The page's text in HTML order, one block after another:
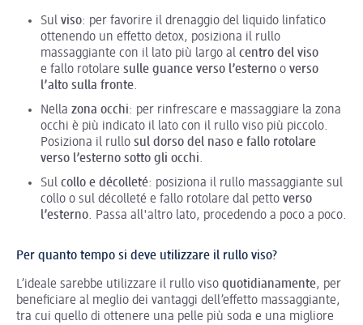
Sul viso: per favorire il drenaggio del liquido linfatico
ottenendo un effetto detox, posiziona il rullo
massaggiante con il lato più largo al centro del viso
e fallo rotolare sulle guance verso l’esterno o verso
l’alto sulla fronte.
Nella zona occhi: per rinfrescare e massaggiare la zona
occhi è più indicato il lato con il rullo viso più piccolo.
Posiziona il rullo sul dorso del naso e fallo rotolare
verso l’esterno sotto gli occhi.
Sul collo e décolleté: posiziona il rullo massaggiante sul
collo o sul décolleté e fallo rotolare dal petto verso
l’esterno. Passa all'altro lato, procedendo a poco a poco.
Per quanto tempo si deve utilizzare il rullo viso?
L’ideale sarebbe utilizzare il rullo viso quotidianamente, per
beneficiare al meglio dei vantaggi dell’effetto massaggiante,
tra cui quello di ottenere una pelle più soda e una migliore